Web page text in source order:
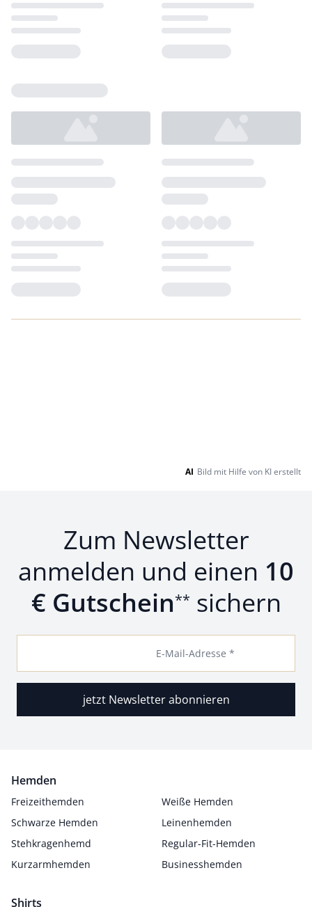
AI Bild mit Hilfe von KI erstellt
Zum Newsletter
anmelden und einen 10
€ Gutschein** sichern
E-Mail-Adresse *
jetzt Newsletter abonnieren
Hemden
Freizeithemden
Weiße Hemden
Schwarze Hemden
Leinenhemden
Stehkragenhemd
Regular-Fit-Hemden
Kurzarmhemden
Businesshemden
Shirts